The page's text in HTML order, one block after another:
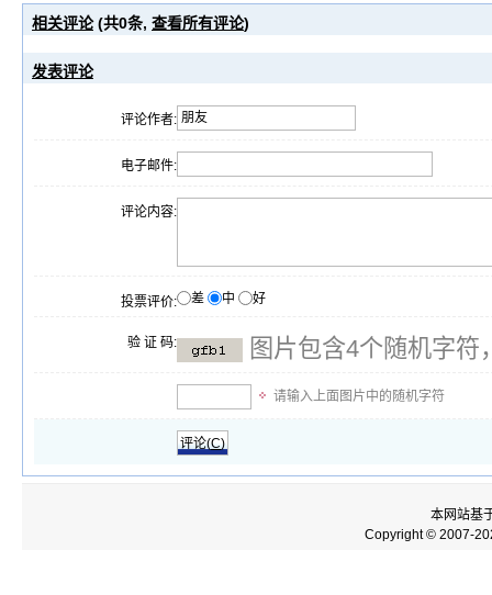
相关评论(共0条, 查看所有评论)
发表评论
评论作者:
电子邮件:
评论内容:
投票评价: 差 中 好
验 证 码: 图片包含4个随机字符
请输入上面图片中的随机字符
评论(C)
本网站基
Copyright © 2007-